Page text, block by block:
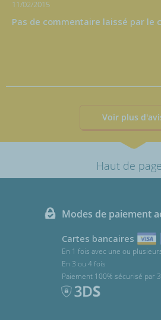
11/02/2015
Pas de commentaire laissé par le
Voir plus
Haut de page
Modes de paiement
Cartes bancaires
En 1 fois avec une ou
En 3 ou 4 fois
Paiement 100% sécurisé par